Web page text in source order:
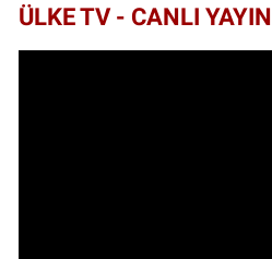
ÜLKE TV - CANLI YAYIN